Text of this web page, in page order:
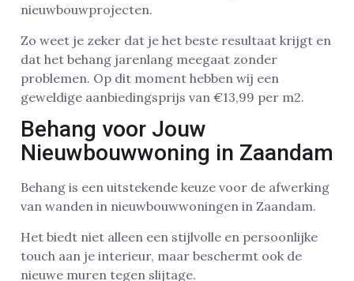
nieuwbouwprojecten.
Zo weet je zeker dat je het beste resultaat krijgt en
dat het behang jarenlang meegaat zonder
problemen. Op dit moment hebben wij een
geweldige aanbiedingsprijs van €13,99 per m2.
Behang voor Jouw
Nieuwbouwwoning in Zaandam
Behang is een uitstekende keuze voor de afwerking
van wanden in nieuwbouwwoningen in Zaandam.
Het biedt niet alleen een stijlvolle en persoonlijke
touch aan je interieur, maar beschermt ook de
nieuwe muren tegen slijtage.